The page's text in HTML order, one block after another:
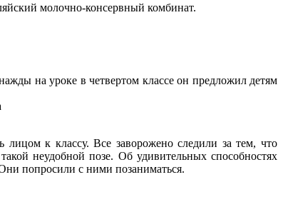
молочно-консервный комбинат.
на уроке в четвертом классе он предложил детям
к классу. Все заворожено следили за тем, что
неудобной позе. Об удивительных способностях
попросили с ними позаниматься.